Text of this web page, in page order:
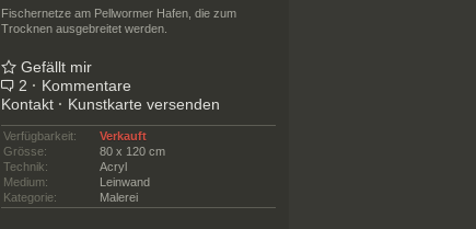
Fischernetze am Pellwormer Hafen, die zum
Trocknen ausgebreitet werden.
Gefällt mir
2 · Kommentare
Kontakt · Kunstkarte versenden
Verfügbarkeit:
Verkauft
Grösse:
80 x 120 cm
Technik:
Acryl
Medium:
Leinwand
Kategorie:
Malerei